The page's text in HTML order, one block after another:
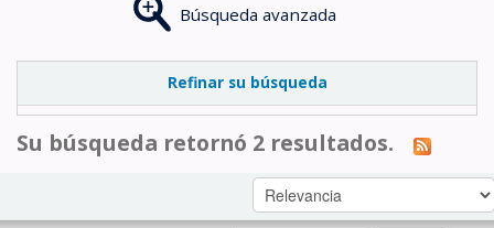
Búsqueda avanzada
Refinar su búsqueda
Su búsqueda retornó 2 resultados.